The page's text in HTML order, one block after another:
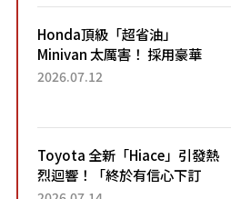
Honda頂級「超省油」
Minivan 太厲害！ 採用豪華
「真皮座椅」與專屬「黑色內
「三...
2026.07.12
Toyota 全新「Hiace」引發熱
烈迴響！「終於有信心下訂
了！」「哪個等級交車最